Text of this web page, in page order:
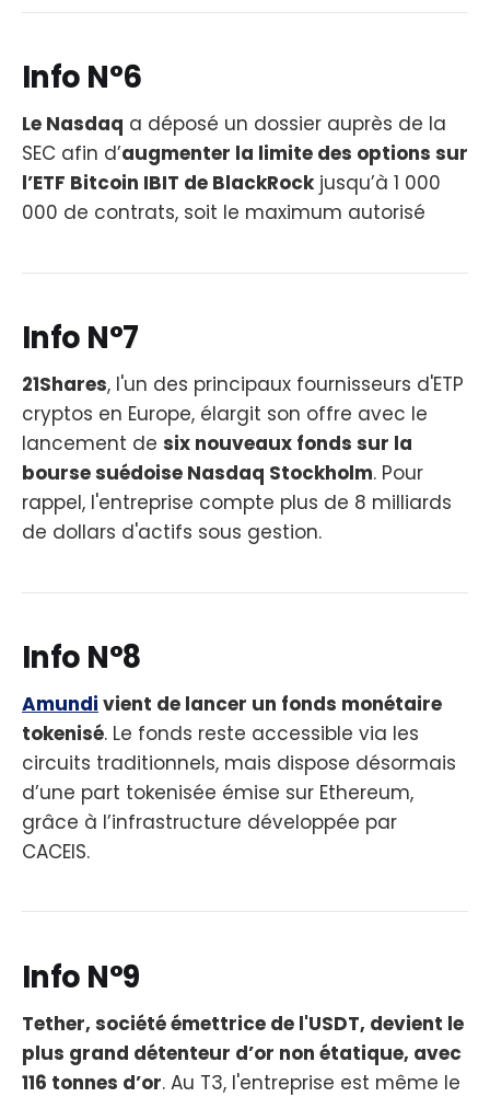
Info N°6
Le Nasdaq a déposé un dossier auprès de la
SEC afin d’augmenter la limite des options sur
l’ETF Bitcoin IBIT de BlackRockjusqu’à 1 000
000 de contrats, soit le maximum autorisé
Info N°7
21Shares, l'un des principaux fournisseurs d'ETP
cryptos en Europe, élargit son offre avec le
lancement de six nouveaux fonds sur la
bourse suédoise Nasdaq Stockholm. Pour
rappel, l'entreprise compte plus de 8 milliards
de dollars d'actifs sous gestion.
Info N°8
Amundi vient de lancer un fonds monétaire
tokenisé. Le fonds reste accessible via les
circuits traditionnels, mais dispose désormais
d’une part tokenisée émise sur Ethereum,
grâce à l’infrastructure développée par
CACEIS.
Info N°9
Tether, société émettrice de l'USDT, devient le
plus grand détenteur d’or non étatique, avec
116 tonnes d’or. Au T3, l'entreprise est même le